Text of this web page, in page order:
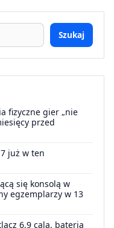
Szukaj
fizyczne gier „nie
przed
już w ten
się konsolą w
egzemplarzy w 13
6,9 cala, bateria